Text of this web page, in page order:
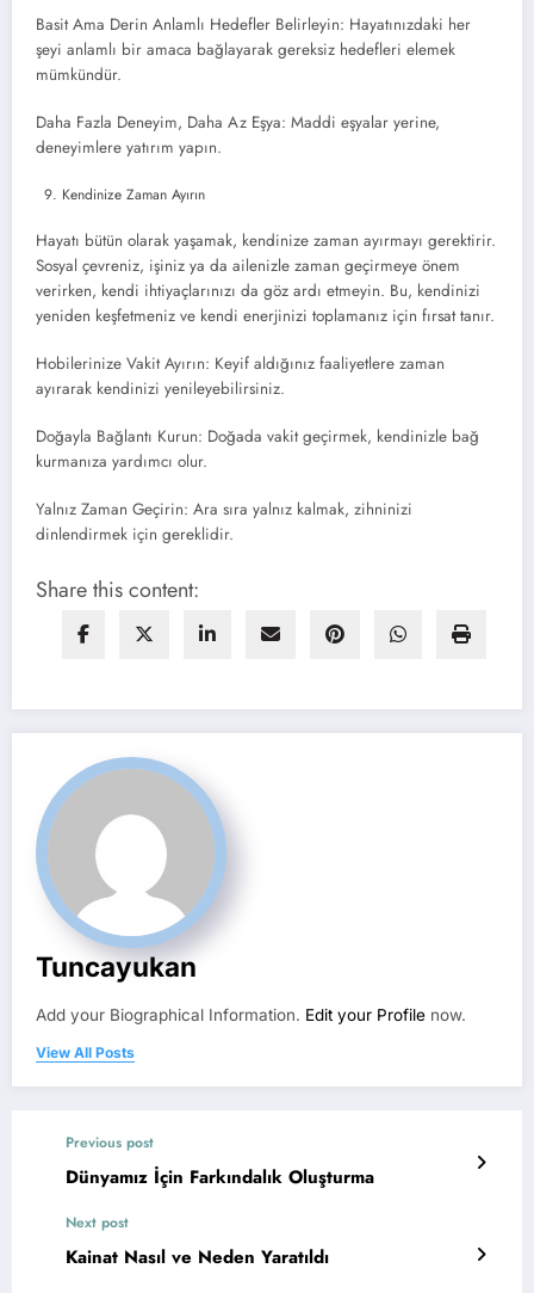
Basit Ama Derin Anlamlı Hedefler Belirleyin: Hayatınızdaki her
şeyi anlamlı bir amaca bağlayarak gereksiz hedefleri elemek
mümkündür.
Daha Fazla Deneyim, Daha Az Eşya: Maddi eşyalar yerine,
deneyimlere yatırım yapın.
Kendinize Zaman Ayırın
Hayatı bütün olarak yaşamak, kendinize zaman ayırmayı gerektirir.
Sosyal çevreniz, işiniz ya da ailenizle zaman geçirmeye önem
verirken, kendi ihtiyaçlarınızı da göz ardı etmeyin. Bu, kendinizi
yeniden keşfetmeniz ve kendi enerjinizi toplamanız için fırsat tanır.
Hobilerinize Vakit Ayırın: Keyif aldığınız faaliyetlere zaman
ayırarak kendinizi yenileyebilirsiniz.
Doğayla Bağlantı Kurun: Doğada vakit geçirmek, kendinizle bağ
kurmanıza yardımcı olur.
Yalnız Zaman Geçirin: Ara sıra yalnız kalmak, zihninizi
dinlendirmek için gereklidir.
Share this content:
Tuncayukan
Add your Biographical Information. Edit your Profile now.
View All Posts
Previous post
Dünyamız İçin Farkındalık Oluşturma
Next post
Kainat Nasıl ve Neden Yaratıldı